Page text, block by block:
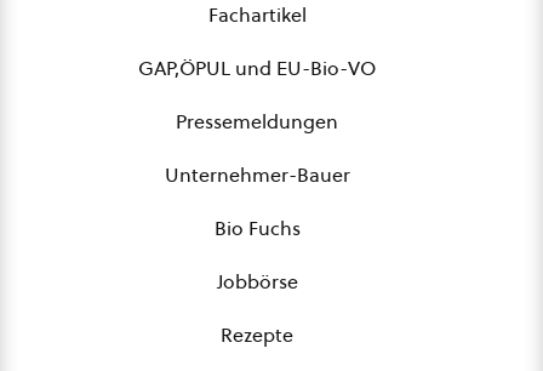
Fachartikel
GAP,ÖPUL und EU-Bio-VO
Pressemeldungen
Unternehmer-Bauer
Bio Fuchs
Jobbörse
Rezepte